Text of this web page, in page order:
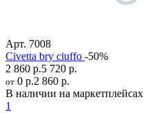
Арт. 7008
Civetta bry ciuffo -50%
2 860 р.5 720 р.
от 0 р.2 860 р.
В наличии на маркетплейсах
1